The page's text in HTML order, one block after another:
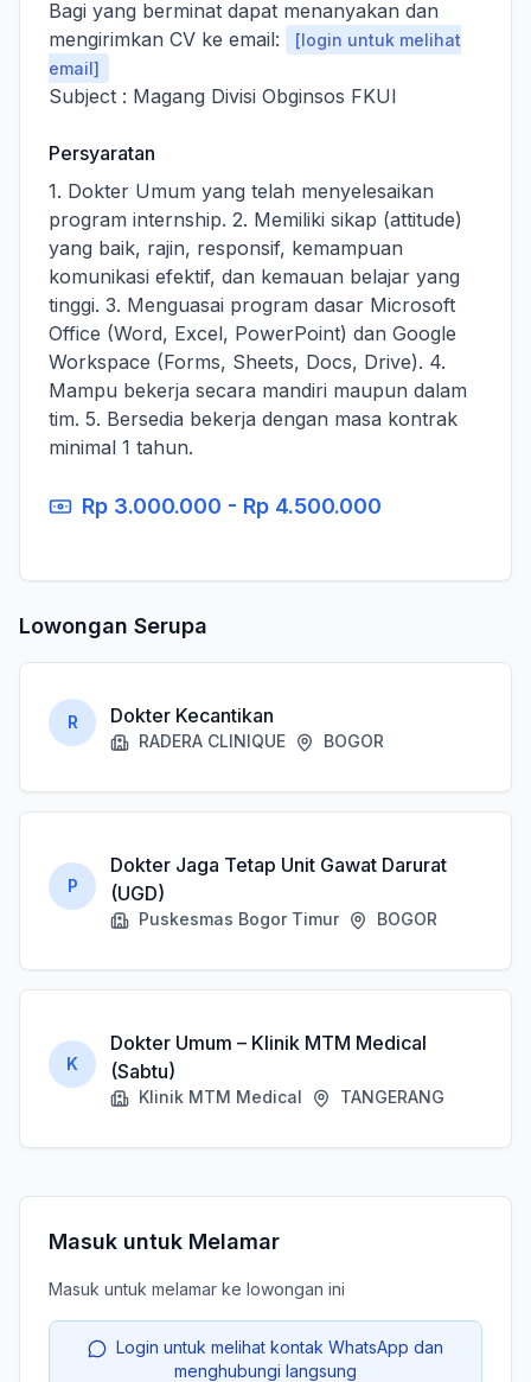
Bagi yang berminat dapat menanyakan dan
mengirimkan CV ke email:
[login untuk melihat
email]
Subject : Magang Divisi Obginsos FKUI
Persyaratan
1. Dokter Umum yang telah menyelesaikan
program internship. 2. Memiliki sikap (attitude)
yang baik, rajin, responsif, kemampuan
komunikasi efektif, dan kemauan belajar yang
tinggi. 3. Menguasai program dasar Microsoft
Office (Word, Excel, PowerPoint) dan Google
Workspace (Forms, Sheets, Docs, Drive). 4.
Mampu bekerja secara mandiri maupun dalam
tim. 5. Bersedia bekerja dengan masa kontrak
minimal 1 tahun.
Rp 3.000.000 - Rp 4.500.000
Lowongan Serupa
R Dokter Kecantikan
RADERA CLINIQUE BOGOR
P
Dokter Jaga Tetap Unit Gawat Darurat
(UGD)
Puskesmas Bogor Timur BOGOR
K
Dokter Umum – Klinik MTM Medical
(Sabtu)
Klinik MTM Medical TANGERANG
Masuk untuk Melamar
Masuk untuk melamar ke lowongan ini
Login untuk melihat kontak WhatsApp dan
menghubungi langsung